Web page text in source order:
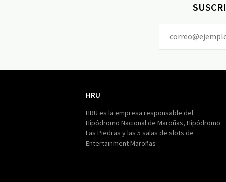
HRU
HRU es la empresa responsable del
Hipódromo Nacional de Maroñas, Hipódromo
Las Piedras y las 5 salas de slots de
Entertainment Maroñas